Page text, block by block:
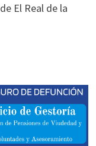
El Real de la